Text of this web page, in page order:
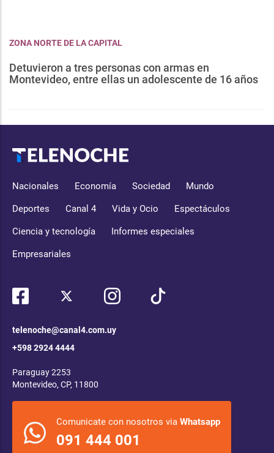
ZONA NORTE DE LA CAPITAL
Detuvieron a tres personas con armas en
Montevideo, entre ellas un adolescente de 16 años
Nacionales Economía Sociedad Mundo
Deportes Canal 4 Vida y Ocio Espectáculos
Ciencia y tecnología Informes especiales
Empresariales
telenoche@canal4.com.uy
+598 2924 4444
Paraguay 2253
Montevideo, CP, 11800
Comunicate con nosotros via Whatsapp
091 444 001